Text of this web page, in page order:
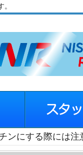
ンにする際には注